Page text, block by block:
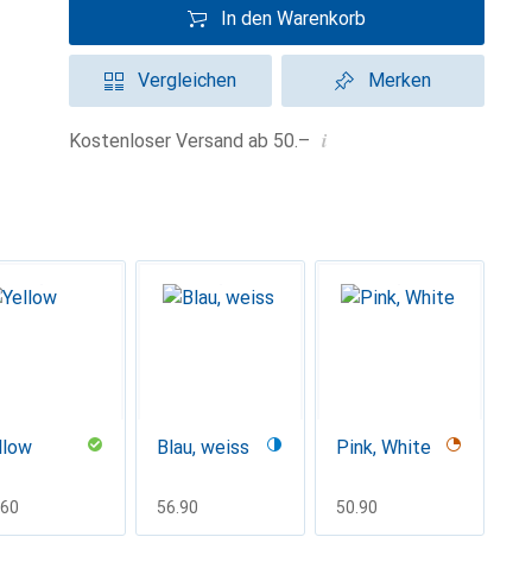
In den Warenkorb
Vergleichen Merken
Kostenloser Versand ab 50.– i
Blau, weiss
CHF
56.90
Pink, White
CHF
50.90